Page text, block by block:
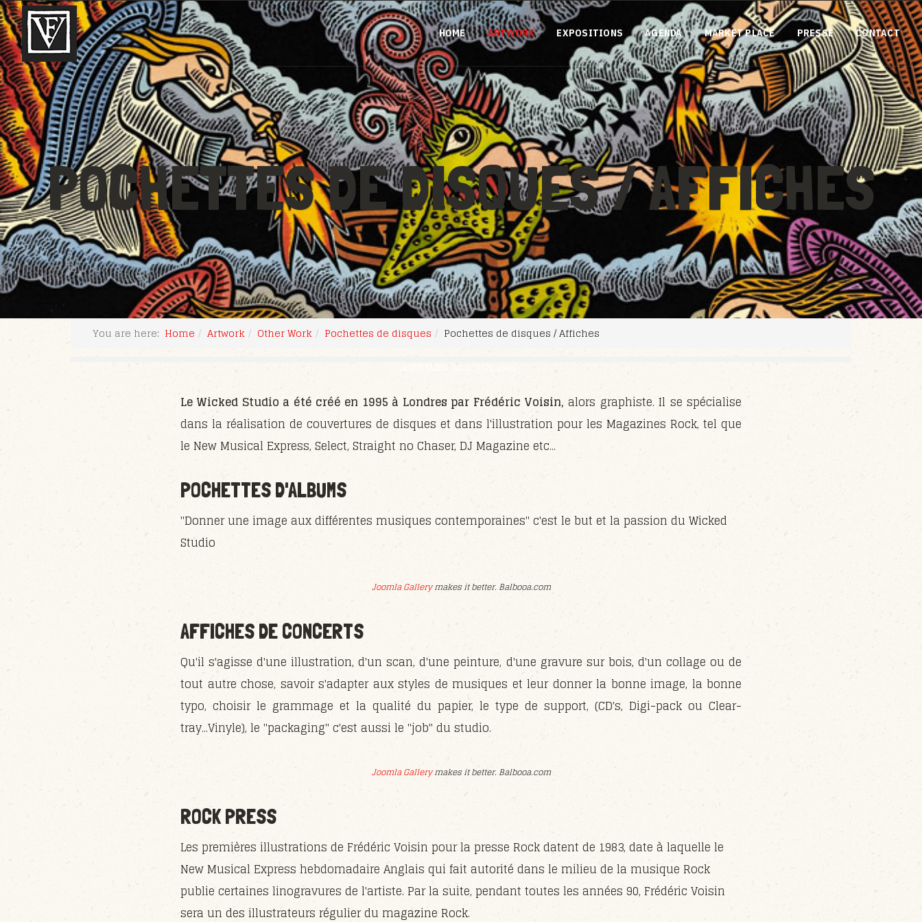
HOME ARTWORK EXPOSITIONS AGENDA MARKET PLACE PRESSE CONTACT
POCHETTES DE DISQUES / AFFICHES
You are here: Home Artwork Other Work Pochettes de disques Pochettes de disques / Affiches
29 SEPTEMBER 2018 HITS: 90475
Le Wicked Studio a été créé en 1995 à Londres par Frédéric Voisin, alors graphiste. Il se spécialise
dans la réalisation de couvertures de disques et dans l'illustration pour les Magazines Rock, tel que
le New Musical Express, Select, Straight no Chaser, DJ Magazine etc...
POCHETTES D'ALBUMS
"Donner une image aux différentes musiques contemporaines" c'est le but et la passion du Wicked
Studio
Joomla Gallerymakes it better. Balbooa.com
AFFICHES DE CONCERTS
Qu'il s'agisse d'une illustration, d'un scan, d'une peinture, d'une gravure sur bois, d'un collage ou de
tout autre chose, savoir s'adapter aux styles de musiques et leur donner la bonne image, la bonne
typo, choisir le grammage et la qualité du papier, le type de support, (CD's, Digi-pack ou Clear-
tray...Vinyle), le "packaging" c'est aussi le "job" du studio.
Joomla Gallerymakes it better. Balbooa.com
ROCK PRESS
Les premières illustrations de Frédéric Voisin pour la presse Rock datent de 1983, date à laquelle le
New Musical Express hebdomadaire Anglais qui fait autorité dans le milieu de la musique Rock
publie certaines linogravures de l'artiste. Par la suite, pendant toutes les années 90, Frédéric Voisin
sera un des illustrateurs régulier du magazine Rock.